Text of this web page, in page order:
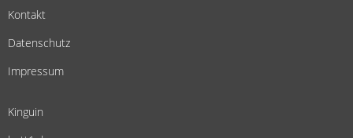
Kontakt
Datenschutz
Impressum
Kinguin